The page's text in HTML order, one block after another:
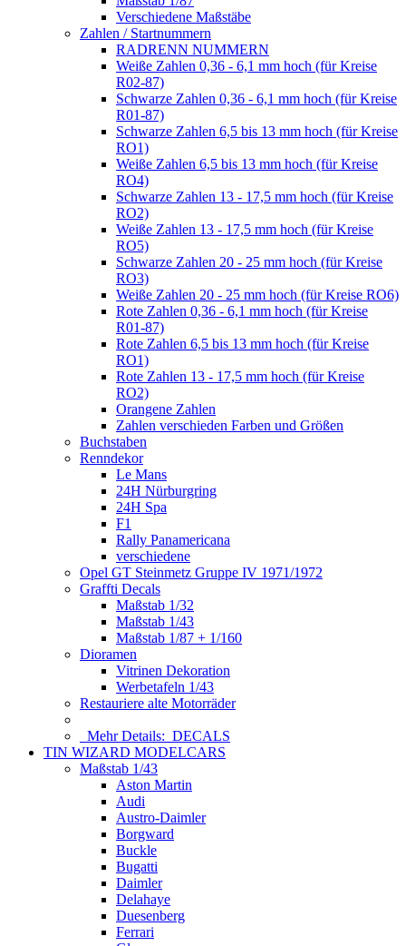
Verschiedene Maßstäbe
Zahlen / Startnummern
RADRENN NUMMERN
Weiße Zahlen 0,36 - 6,1 mm hoch (für Kreise
R02-87)
Schwarze Zahlen 0,36 - 6,1 mm hoch (für Kreise
R01-87)
Schwarze Zahlen 6,5 bis 13 mm hoch (für Kreise
RO1)
Weiße Zahlen 6,5 bis 13 mm hoch (für Kreise
RO4)
Schwarze Zahlen 13 - 17,5 mm hoch (für Kreise
RO2)
Weiße Zahlen 13 - 17,5 mm hoch (für Kreise
RO5)
Schwarze Zahlen 20 - 25 mm hoch (für Kreise
RO3)
Weiße Zahlen 20 - 25 mm hoch (für Kreise RO6)
Rote Zahlen 0,36 - 6,1 mm hoch (für Kreise
R01-87)
Rote Zahlen 6,5 bis 13 mm hoch (für Kreise
RO1)
Rote Zahlen 13 - 17,5 mm hoch (für Kreise
RO2)
Orangene Zahlen
Zahlen verschieden Farben und Größen
Buchstaben
Renndekor
Le Mans
24H Nürburgring
24H Spa
F1
Rally Panamericana
verschiedene
Opel GT Steinmetz Gruppe IV 1971/1972
Graffti Decals
Maßstab 1/32
Maßstab 1/43
Maßstab 1/87 + 1/160
Dioramen
Vitrinen Dekoration
Werbetafeln 1/43
Restauriere alte Motorräder
Mehr Details: DECALS
TIN WIZARD MODELCARS
Maßstab 1/43
Aston Martin
Audi
Austro-Daimler
Borgward
Buckle
Bugatti
Daimler
Delahaye
Duesenberg
Ferrari